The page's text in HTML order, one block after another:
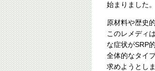
始まりました。
原材料や歴史
このレメディ
な症状がSRP
全体的なタイ
求めようとし